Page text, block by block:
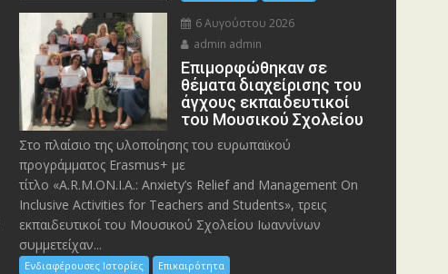
6 Αυγούστου 2026
admin admin
Eπιμορφώθηκαν σε
θέματα διαχείρισης του
άγχους εκπαιδευτικοί
του Μουσικού Σχολείου
Στο πλαίσιο της υλοποίησης του ευρωπαϊκού
προγράμματος Erasmus+ με
τίτλο «A.R.M.ON.I.A.: Anxiety’s Relief and Management On
Inclusive Activities for Teachers and Students», τρεις
εκπαιδευτικοί του Μουσικού Σχολείου Ιωαννίνων
συμμετείχαν...
Ενδιαφέρουσες Ιστορίες Επικαιρότητα